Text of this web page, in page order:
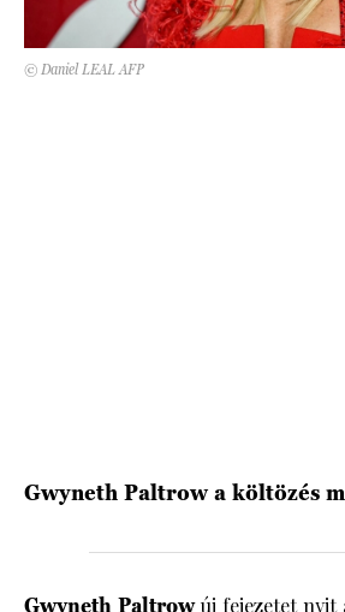
© Daniel LEAL AFP
Gwyneth Paltrow a költözés
Gwyneth Paltrowúj fejezetet nyit